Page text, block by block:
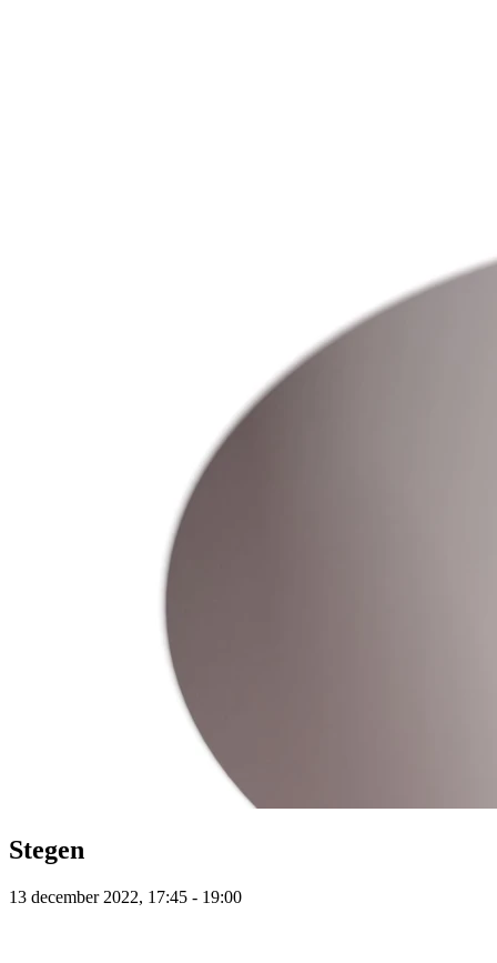
Stegen
13 december 2022, 17:45 - 19:00